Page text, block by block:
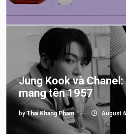
Jung Kook và
mang tên 1957
byThai Khang Pham August